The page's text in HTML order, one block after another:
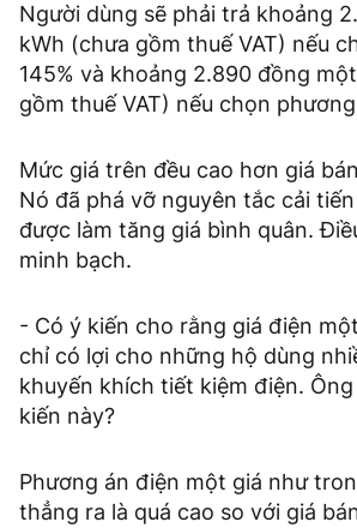
Người dùng sẽ phải trả khoảng
kWh (chưa gồm thuế VAT) nếu
145% và khoảng 2.890 đồng
gồm thuế VAT) nếu chọn
Mức giá trên đều cao hơn giá
Nó đã phá vỡ nguyên tắc cải
được làm tăng giá bình quân.
minh bạch.
- Có ý kiến cho rằng giá điện
chỉ có lợi cho những hộ dùng
khuyến khích tiết kiệm điện.
kiến này?
Phương án điện một giá như
thẳng ra là quá cao so với giá